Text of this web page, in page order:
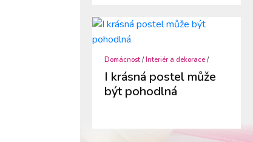
Domácnost /Interiér a dekorace /
I krásná postel může
být pohodlná